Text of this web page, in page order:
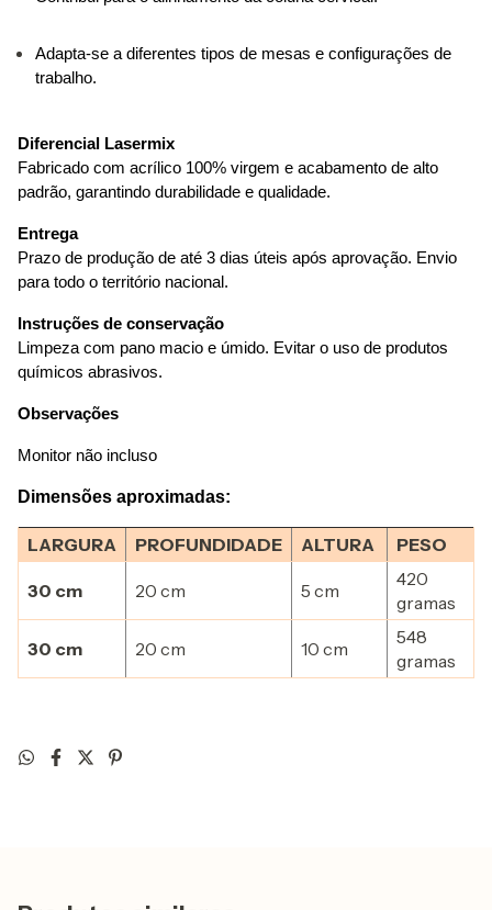
Adapta-se a diferentes tipos de mesas e configurações de
trabalho.
Diferencial Lasermix
Fabricado com acrílico 100% virgem e acabamento de alto
padrão, garantindo durabilidade e qualidade.
Entrega
Prazo de produção de até 3 dias úteis após aprovação. Envio
para todo o território nacional.
Instruções de conservação
Limpeza com pano macio e úmido. Evitar o uso de produtos
químicos abrasivos.
Observações
Monitor não incluso
Dimensões aproximadas:
LARGURA PROFUNDIDADE ALTURA PESO
30 cm 20 cm 5 cm
420
gramas
30 cm 20 cm 10 cm
548
gramas